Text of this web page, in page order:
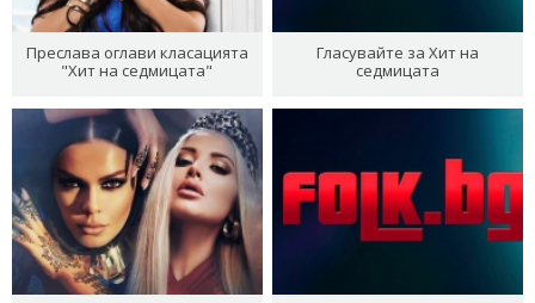
Преслава оглави класацията
"Хит на седмицата"
Гласувайте за Хит на
седмицата